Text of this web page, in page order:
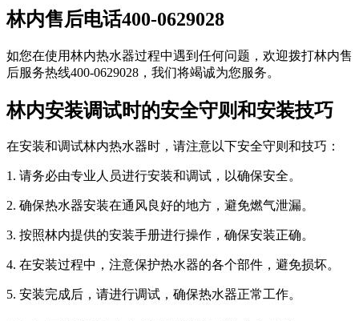
林内售后电话400-0629028
如您在使用林内热水器过程中遇到任何问题，欢迎拨打林内售
后服务热线400-0629028，我们将竭诚为您服务。
林内安装调试时的安全守则和安装技巧
在安装和调试林内热水器时，请注意以下安全守则和技巧：
1. 请务必由专业人员进行安装和调试，以确保安全。
2. 确保热水器安装在通风良好的地方，避免燃气泄漏。
3. 按照林内提供的安装手册进行操作，确保安装正确。
4. 在安装过程中，注意保护热水器的各个部件，避免损坏。
5. 安装完成后，请进行调试，确保热水器正常工作。